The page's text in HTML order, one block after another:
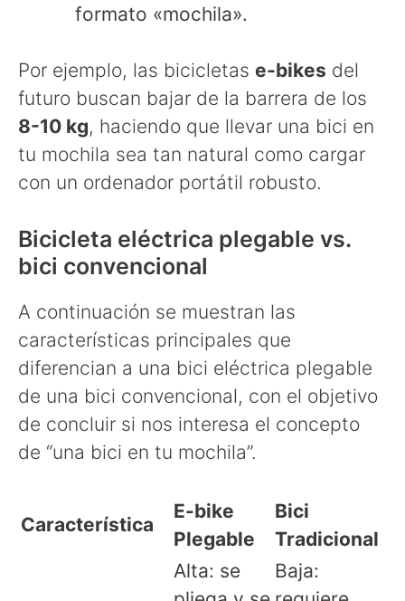
formato «mochila».
Por ejemplo, las bicicletas e-bikes del
futuro buscan bajar de la barrera de los
8-10 kg, haciendo que llevar una bici en
tu mochila sea tan natural como cargar
con un ordenador portátil robusto.
Bicicleta eléctrica plegable vs.
bici convencional
A continuación se muestran las
características principales que
diferencian a una bici eléctrica plegable
de una bici convencional, con el objetivo
de concluir si nos interesa el concepto
de “una bici en tu mochila”.
Característica
E-bike
Plegable
Bici
Tradicional
Alta: se
Baja: